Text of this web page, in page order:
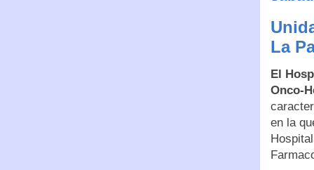
La
El
Onco-
en la